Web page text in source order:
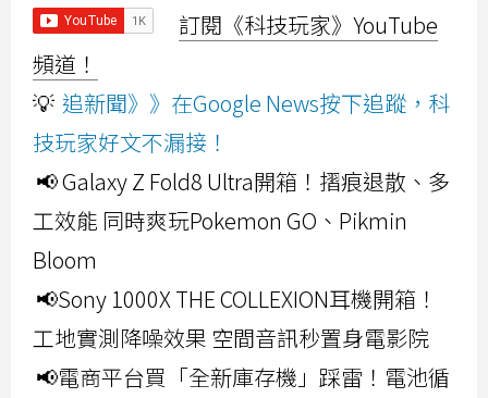
訂閱《科技玩家》YouTube
頻道！
💡 追新聞》》在Google News按下追蹤，科
技玩家好文不漏接！
📢 Galaxy Z Fold8 Ultra開箱！摺痕退散、多
工效能 同時爽玩Pokemon GO、Pikmin
Bloom
📢Sony 1000X THE COLLEXION耳機開箱！
工地實測降噪效果 空間音訊秒置身電影院
📢電商平台買「全新庫存機」踩雷！電池循